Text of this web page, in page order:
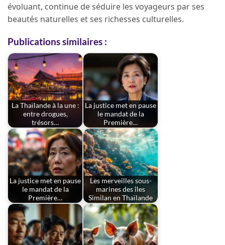
évoluant, continue de séduire les voyageurs par ses
beautés naturelles et ses richesses culturelles.
Publications similaires :
La Thaïlande à la une :
entre drogues,
trésors…
La justice met en pause
le mandat de la
Première…
La justice met en pause
le mandat de la
Première…
Les merveilles sous-
marines des îles
Similan en Thaïlande